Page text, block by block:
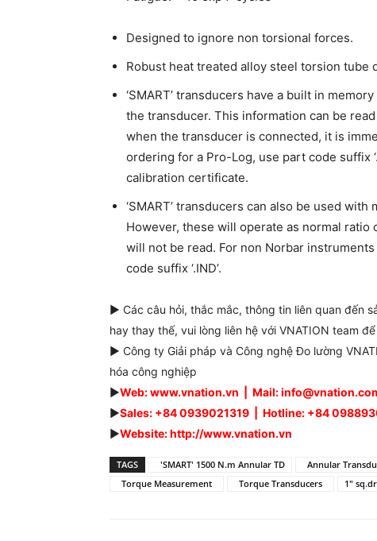
Designed to ignore non torsional forces.
Robust heat treated alloy steel torsion tube
‘SMART’ transducers have a built in
the transducer. This information can be read
when the transducer is connected, it is
ordering for a Pro-Log, use part code suffix
calibration certificate.
‘SMART’ transducers can also be used
However, these will operate as normal ratio
will not be read. For non Norbar
code suffix ‘.IND’.
► Các câu hỏi, thắc mắc, thông tin liên quan đến
hay thay thế, vui lòng liên hệ với VNATION team
► Công ty Giải pháp và Công nghệ Đo lường
hóa công nghiệp
►Web: www.vnation.vn | Mail:
►Sales: +84 0939021319 | Hotline: +84
►Website: http://www.vnation.vn
TAGS 'SMART' 1500 N.m Annular TD Annular
Torque Measurement
Torque Transducers 1" sq.dr